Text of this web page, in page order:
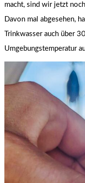
macht, sind wir jetzt
Davon mal abgesehen,
Trinkwasser auch über
Umgebungstemperatur